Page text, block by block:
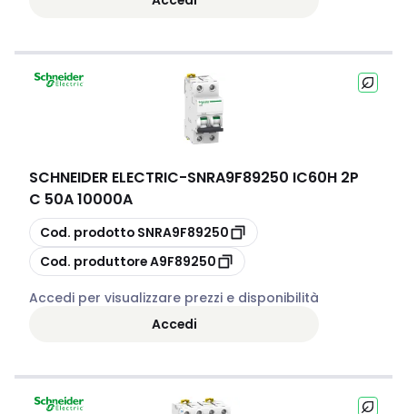
SCHNEIDER ELECTRIC-SNRA9F89250 IC60H 2P
C 50A 10000A
copia
Cod. prodotto SNRA9F89250
copia
Cod. produttoreA9F89250
Accedi per visualizzare prezzi e disponibilità
Accedi